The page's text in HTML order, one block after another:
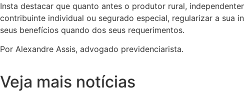
Insta destacar que quanto antes o produtor rural,
contribuinte individual ou segurado especial, regularizar a sua
seus benefícios quando dos seus requerimentos.
Por Alexandre Assis, advogado previdenciarista.
Veja mais notícias
direito que todo produtor